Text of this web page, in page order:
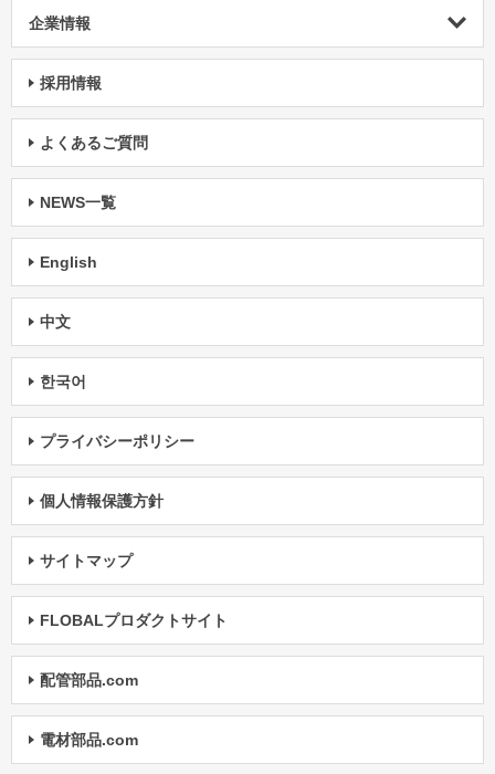
企業情報
採用情報
よくあるご質問
NEWS一覧
English
中文
한국어
プライバシーポリシー
個人情報保護方針
サイトマップ
FLOBALプロダクトサイト
配管部品.com
電材部品.com